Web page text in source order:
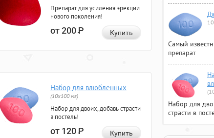
Препарат для усиления эрекции
нового поколения!
от 200Р Купить
Набор для влюбленных
(10х100 мг)
Набор для двоих, добавь страсти
в постель!
от 120Р Купить
Самый
препарат
Набор для
страсти в